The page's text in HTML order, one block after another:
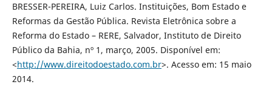
BRESSER-PEREIRA, Luiz Carlos. Instituições, Bom Estado e
Reformas da Gestão Pública. Revista Eletrônica sobre a
Reforma do Estado – RERE, Salvador, Instituto de Direito
Público da Bahia, nº 1, março, 2005. Disponível em:
<http://www.direitodoestado.com.br>. Acesso em: 15 maio
2014.